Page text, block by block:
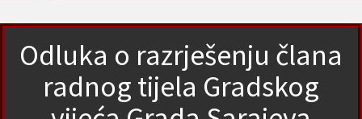
Odluka o razrješenju člana
radnog tijela Gradskog